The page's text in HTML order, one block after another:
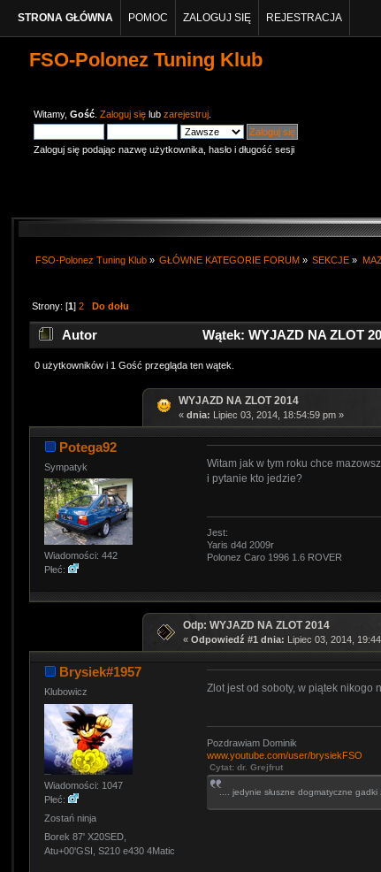
STRONA GŁÓWNA POMOC ZALOGUJ SIĘ REJESTRACJA
FSO-Polonez Tuning Klub
Witamy,Gość .Zaloguj się lubzarejestruj
Zaloguj się podając nazwę użytkownika, hasło i długość sesji
FSO-Polonez Tuning Klub» GŁÓWNE KATEGORIE FORUM » SEKCJE »
Strony: [1] 2 Do dołu
Autor Wątek: WYJAZD NA ZLOT
0 użytkowników i 1 Gość przegląda ten wątek.
WYJAZD NA ZLOT 2014
« dnia: Lipiec 03, 2014, 18:54:59 pm »
Potega92
Sympatyk
Wiadomości: 442
Płeć:
Witam jak w tym roku chce
i pytanie kto jedzie?
Jest:
Yaris d4d 2009r
Polonez Caro 1996 1.6 ROVER
Odp: WYJAZD NA ZLOT 2014
« Odpowiedź #1 dnia: Lipiec 03, 2014,
Brysiek#1957
Klubowicz
Wiadomości: 1047
Płeć:
Zostań ninja
Borek 87' X20SED,
Atu+00'GSI, S210 e430 4Matic
Zlot jest od soboty, w piątek nikogo
Pozdrawiam Dominik
www.youtube.com/user/brysiekFSO
Cytat: dr. Grejfrut
.... jedynie słuszne dogmatyczne